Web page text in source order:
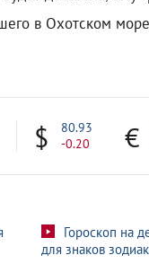
в Охотском
80.93
-0.20
Гороскоп на
для знаков